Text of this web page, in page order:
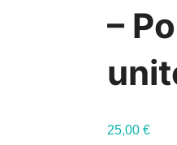
–
25,00 €